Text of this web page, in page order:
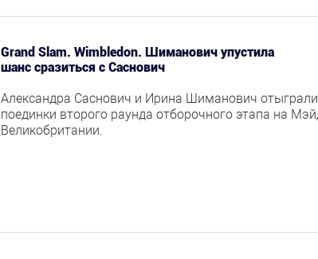
Grand Slam. Wimbledon. Шиманович упустила
шанс сразиться с Саснович
Александра Саснович и Ирина Шиманович отыграли
поединки второго раунда отборочного этапа на
Великобритании.